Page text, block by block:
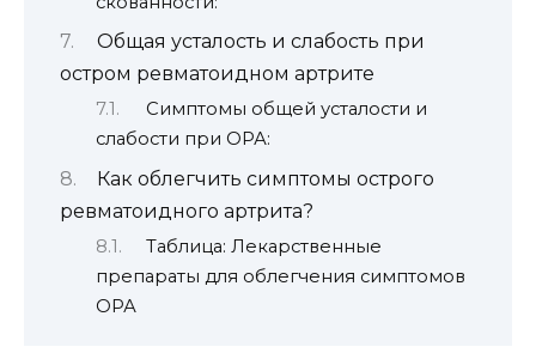
Общая усталость и слабость при
остром ревматоидном артрите
Симптомы общей усталости и
слабости при ОРА:
Как облегчить симптомы острого
ревматоидного артрита?
Таблица: Лекарственные
препараты для облегчения симптомов
ОРА